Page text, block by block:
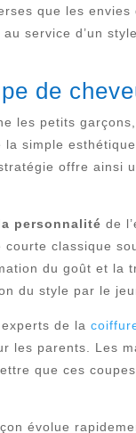
que les
service d’un
de
les petits
simple
offre ainsi
personnalité de
classique
du goût et
du style par le
experts de la
les parents. Les
que ces
évolue